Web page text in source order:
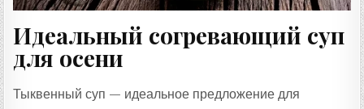
Идеальный согревающий суп
для осени
Тыквенный суп — идеальное предложение для